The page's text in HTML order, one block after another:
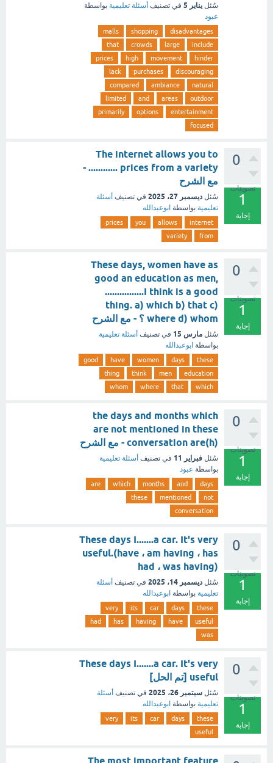
سُئل يناير 5 في تصنيف أسئلة تعليمية بواسطة
عبود
disadvantages
shopping
malls
include
large
crowds
that
hinder
movement
high
prices
discouraging
purchases
lack
natural
ambiance
compared
outdoor
areas
and
limited
entertainment
options
primarily
focused
0
تصويتات
1
إجابة
The internet allows you to
............ prices from a variety -
مع الشرح
سُئل ديسمبر 27، 2025 في تصنيف أسئلة
تعليمية بواسطة ابوعبدالله
internet
allows
you
prices
from
variety
0
تصويتات
1
إجابة
These days, women have as
good an education as men,
................I think is a good
thing. a) which b) that c)
where d) whom ؟ - مع الشرح
سُئل مارس 15 في تصنيف أسئلة تعليمية
بواسطة ابوعبدالله
these
days
women
have
good
education
men
think
thing
which
that
where
whom
0
تصويتات
1
إجابة
the days and months which
are not mentioned in these
conversation are(h) - مع الشرح
سُئل فبراير 11 في تصنيف أسئلة تعليمية
بواسطة عبود
days
and
months
which
are
not
mentioned
these
conversation
0
تصويتات
1
إجابة
These days I.......a car. It's very
useful.(have ، am having ، has
had ، was having)
سُئل ديسمبر 14، 2025 في تصنيف أسئلة
تعليمية بواسطة ابوعبدالله
these
days
car
its
very
useful
have
having
has
had
was
0
تصويتات
1
إجابة
These days I.......a car. It's very
useful [تم الحل]
سُئل سبتمبر 26، 2025 في تصنيف أسئلة
تعليمية بواسطة ابوعبدالله
these
days
car
its
very
useful